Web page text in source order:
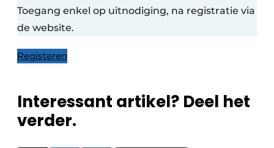
Toegang enkel op uitnodiging, na registratie via
de website.
Registeren
Interessant artikel? Deel het
verder.